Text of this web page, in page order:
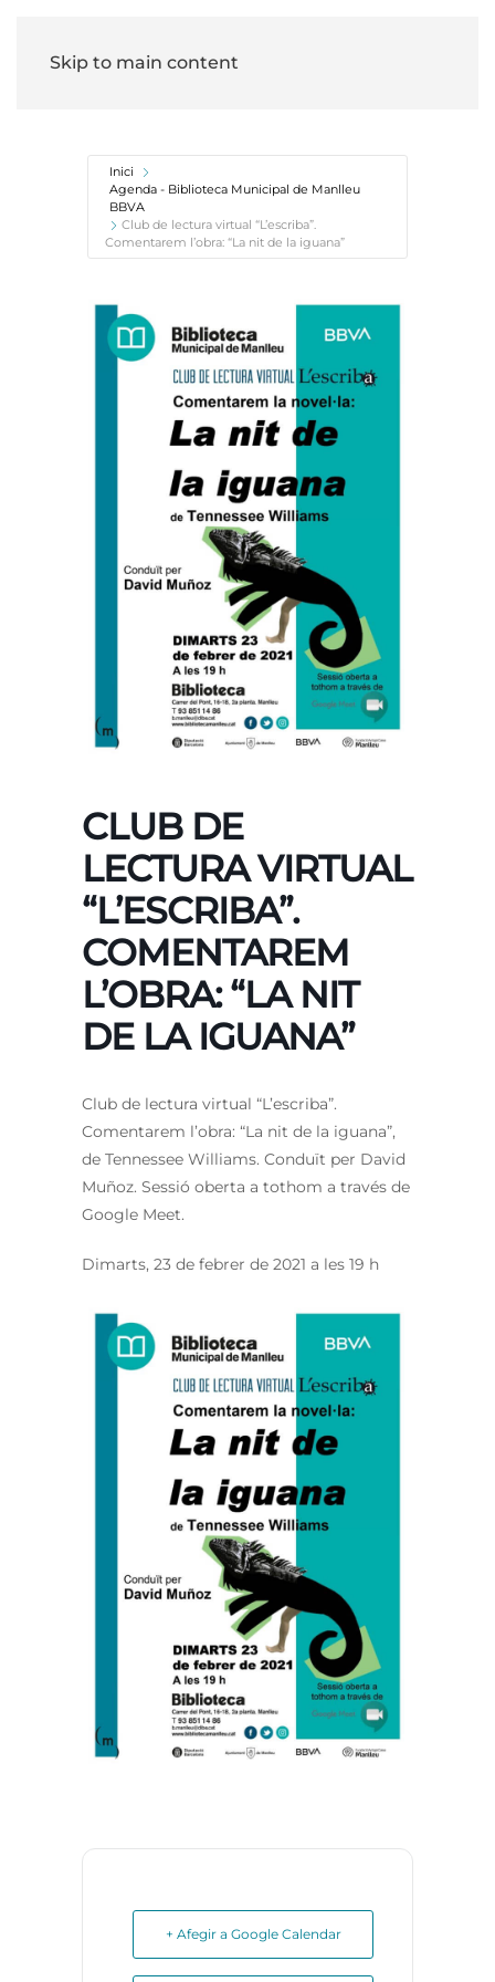
Skip to main content
Inici
Agenda - Biblioteca Municipal de Manlleu
BBVA
Club de lectura virtual “L’escriba”.
Comentarem l’obra: “La nit de la iguana”
CLUB DE
LECTURA VIRTUAL
“L’ESCRIBA”.
COMENTAREM
L’OBRA: “LA NIT
DE LA IGUANA”
Club de lectura virtual “L’escriba”.
Comentarem l’obra: “La nit de la iguana”,
de Tennessee Williams. Conduït per David
Muñoz. Sessió oberta a tothom a través de
Google Meet.
Dimarts, 23 de febrer de 2021 a les 19 h
+ Afegir a Google Calendar